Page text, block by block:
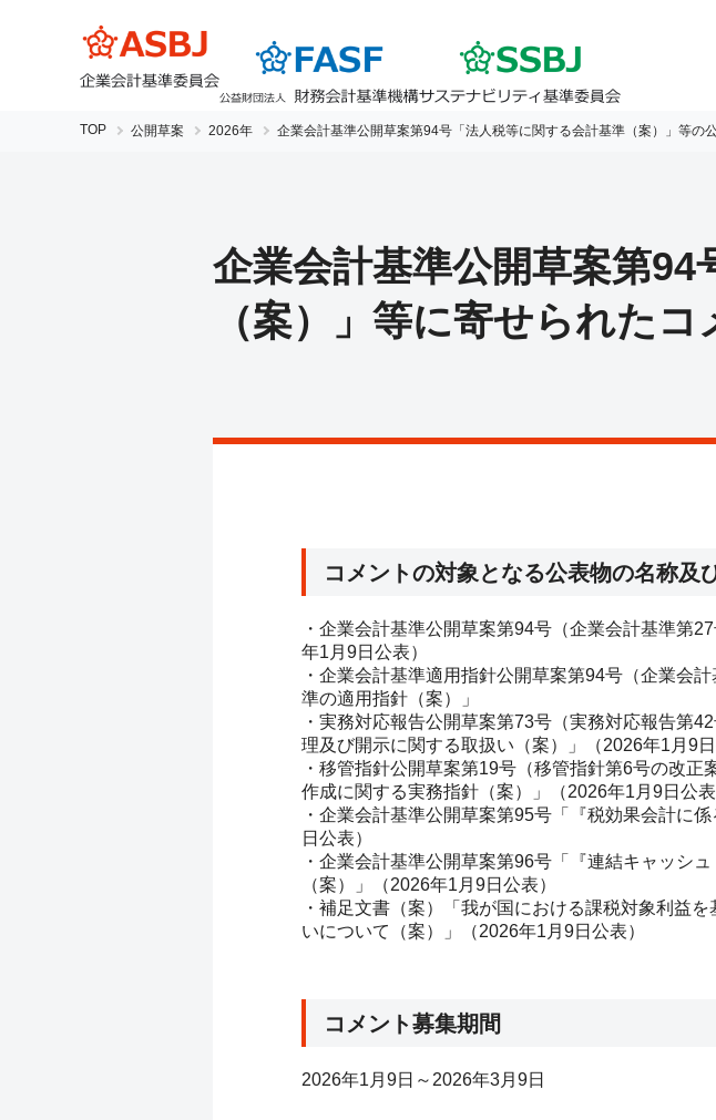
TOP 公開草案 2026年 企業会計基準公開草案第94号 「法人税等に関する会計基準（案）」等の
企業会計基準公開草案第
（案）」等に寄せられたコ
コメントの対象となる公表物の名称及
・企業会計基準公開草案第94号（企業会計基準第
年1月9日公表）
・企業会計基準適用指針公開草案第94号（企業会
準の適用指針（案）」
・実務対応報告公開草案第73号（実務対応報告第
理及び開示に関する取扱い（案）」（2026年1月9日
・移管指針公開草案第19号（移管指針第6号の改
作成に関する実務指針（案）」（2026年1月9日公表
・企業会計基準公開草案第95号「『税効果会計に
日公表）
・企業会計基準公開草案第96号「『連結キャッシ
（案）」（2026年1月9日公表）
・補足文書（案）「我が国における課税対象利益
いについて（案）」（2026年1月9日公表）
コメント募集期間
2026年1 月 9日～ 2026年3月 9日